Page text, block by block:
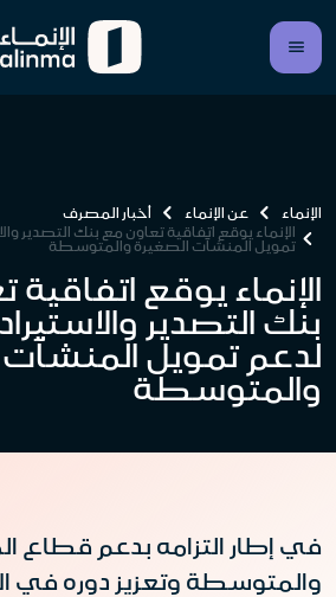
الإنماء عن الإنماء
أخبار المصرف
الإنماء يوقع اتفاقية تعاون مع بنك التصدير
تمويل المنشآت الصغيرة والمتوسطة
الإنماء يوقع
بنك التصدير
لدعم تمويل
والمتوسطة
في إطار التزامه بدعم قطاع
والمتوسطة وتعزيز دوره في